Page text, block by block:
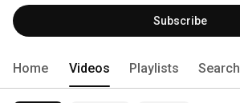
Subscribe
Home Videos Playlists Search